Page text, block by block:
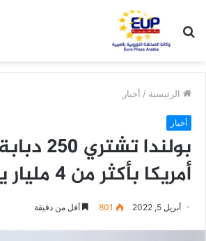
عن
الرئيسية / أخبار
أخبار
بولندا
أمريكا بأكثر من 4 مليار يورو
أبريل 5, 2022 801 أقل من دقيقة